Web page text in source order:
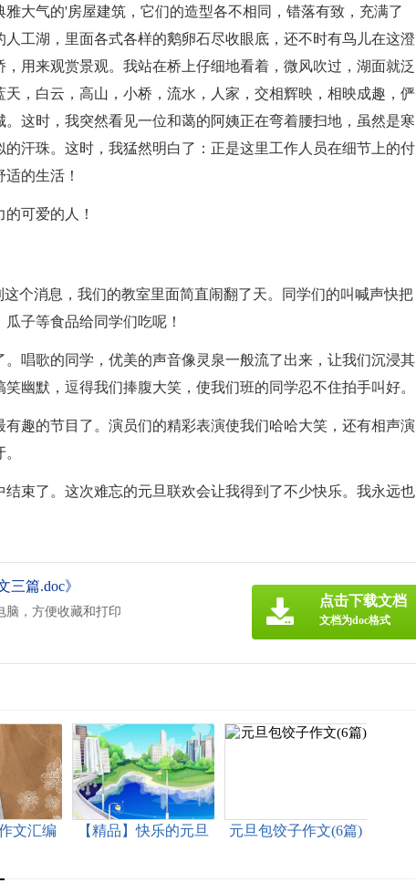
大气的'房屋建筑，它们的造型各不相同，错落有致，充满了
工湖，里面各式各样的鹅卵石尽收眼底，还不时有鸟儿在这澄
用来观赏景观。我站在桥上仔细地看着，微风吹过，湖面就泛
，白云，高山，小桥，流水，人家，交相辉映，相映成趣，俨
这时，我突然看见一位和蔼的阿姨正在弯着腰扫地，虽然是寒
汗珠。这时，我猛然明白了：正是这里工作人员在细节上的付
的生活！
可爱的人！
个消息，我们的教室里面简直闹翻了天。同学们的叫喊声快把
子等食品给同学们吃呢！
唱歌的同学，优美的声音像灵泉一般流了出来，让我们沉浸其
幽默，逗得我们捧腹大笑，使我们班的同学忍不住拍手叫好。
趣的节目了。演员们的精彩表演使我们哈哈大笑，还有相声演
束了。这次难忘的元旦联欢会让我得到了不少快乐。我永远也
三篇.doc》
脑，方便收藏和打印
点击下载文档
文档为doc格式
文汇编
【精品】快乐的元旦
元旦包饺子作文(6篇)